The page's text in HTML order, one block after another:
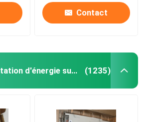
Contact
Module d'alimentation d'énergie superflu (1235)